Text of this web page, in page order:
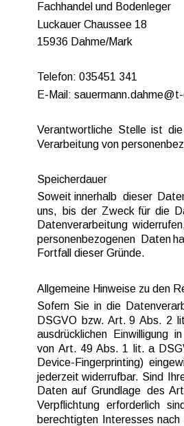
Fachhandel und Bodenleger
Luckauer Chaussee 18
15936 Dahme/Mark
Telefon: 035451 341
E-Mail:
Verantwortliche Stelle ist die
Verarbeitung von
Speicherdauer
Soweit innerhalb dieser
uns,
bis der Zweck für die
Datenverarbeitung
personenbezogenen
Daten
Fortfall dieser Gründe.
Allgemeine Hinweise zu den
Sofern Sie in die
DSGVO bzw. Art. 9 Abs. 2
ausdrücklichen
Einwilligung
von Art. 49 Abs. 1 lit. a
Device-Fingerprinting)
jederzeit widerrufbar. Sind
Daten auf Grundlage des
Verpflichtung erforderlich
berechtigten
Interesses